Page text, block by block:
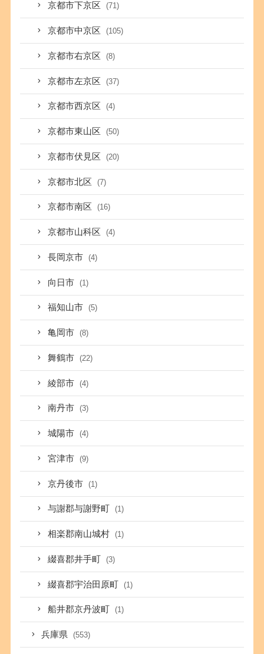
京都市下京区 (71)
京都市中京区 (105)
京都市右京区 (8)
京都市左京区 (37)
京都市西京区 (4)
京都市東山区 (50)
京都市伏見区 (20)
京都市北区 (7)
京都市南区 (16)
京都市山科区 (4)
長岡京市 (4)
向日市 (1)
福知山市 (5)
亀岡市 (8)
舞鶴市 (22)
綾部市 (4)
南丹市 (3)
城陽市 (4)
宮津市 (9)
京丹後市 (1)
与謝郡与謝野町 (1)
相楽郡南山城村 (1)
綴喜郡井手町 (3)
綴喜郡宇治田原町 (1)
船井郡京丹波町 (1)
兵庫県 (553)